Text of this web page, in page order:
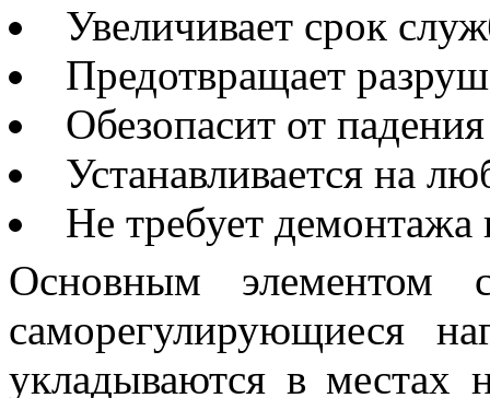
Увеличивает срок
Предотвращает
Обезопасит от
Устанавливается на
Не требует демонтажа
Основным элементом
саморегулирующиеся
укладываются в местах